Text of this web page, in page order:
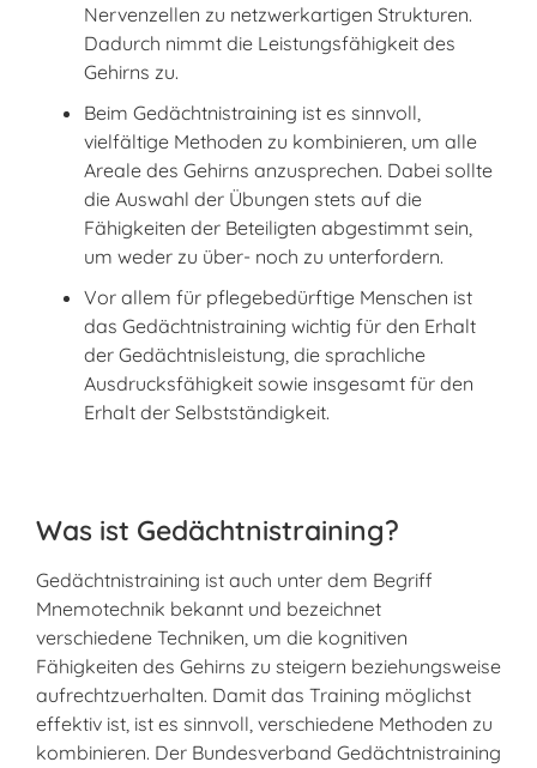
Nervenzellen zu netzwerkartigen Strukturen.
Dadurch nimmt die Leistungsfähigkeit des
Gehirns zu.
Beim Gedächtnistraining ist es sinnvoll,
vielfältige Methoden zu kombinieren, um alle
Areale des Gehirns anzusprechen. Dabei sollte
die Auswahl der Übungen stets auf die
Fähigkeiten der Beteiligten abgestimmt sein,
um weder zu über- noch zu unterfordern.
Vor allem für pflegebedürftige Menschen ist
das Gedächtnistraining wichtig für den Erhalt
der Gedächtnisleistung, die sprachliche
Ausdrucksfähigkeit sowie insgesamt für den
Erhalt der Selbstständigkeit.
Was ist Gedächtnistraining?
Gedächtnistraining ist auch unter dem Begriff
Mnemotechnik bekannt und bezeichnet
verschiedene Techniken, um die kognitiven
Fähigkeiten des Gehirns zu steigern beziehungsweise
aufrechtzuerhalten. Damit das Training möglichst
effektiv ist, ist es sinnvoll, verschiedene Methoden zu
kombinieren. Der Bundesverband Gedächtnistraining